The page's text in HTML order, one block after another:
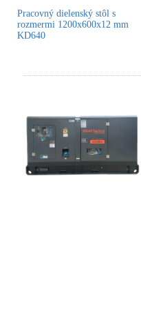
Pracovný dielenský stôl s
rozmermi 1200x600x12 mm
KD640